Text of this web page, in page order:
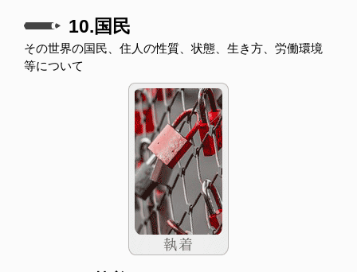
10.国民
その世界の国民、住人の性質、状態、生き方、労働環境
等について